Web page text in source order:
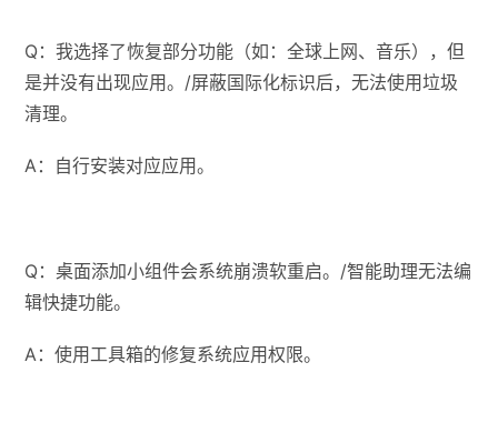
Q：我选择了恢复部分功能（如：全球上网、音乐），但
是并没有出现应用。/屏蔽国际化标识后，无法使用垃圾
清理。
A：自行安装对应应用。
Q：桌面添加小组件会系统崩溃软重启。/智能助理无法编
辑快捷功能。
A：使用工具箱的修复系统应用权限。